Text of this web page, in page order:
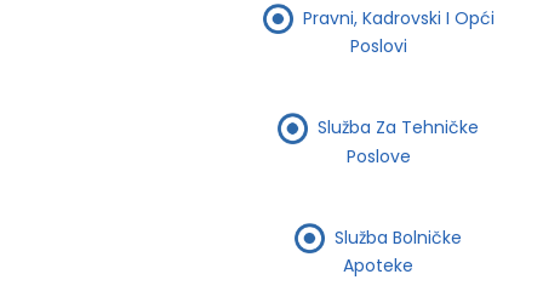
Pravni, Kadrovski I Opći
Poslovi
Služba Za Tehničke
Poslove
Služba Bolničke
Apoteke